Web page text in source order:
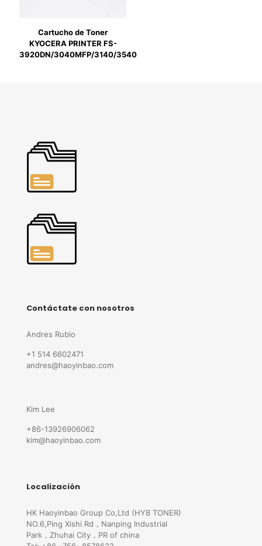
Cartucho de Toner
KYOCERA PRINTER FS-
3920DN/3040MFP/3140/3540
Contáctate con nosotros
Andres Rubio
+1 514 6602471
andres@haoyinbao.com
Kim Lee
+86-13926906062
kim@haoyinbao.com
Localización
HK Haoyinbao Group Co,Ltd (HYB TONER)
NO.6,Ping Xishi Rd，Nanping Industrial
Park，Zhuhai City，PR of china